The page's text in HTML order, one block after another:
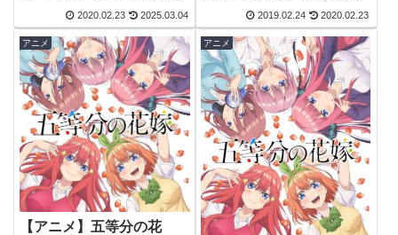
ランス関連の質問に、Twitterで
答えてくれています。今年も個
人的にとても参考になる ＆ 面白
いので、このページにまとめま
した...
2020.02.23 2025.03.04
ランス10発売1周年間近というこ
とで茶エールちゃん描いたぞ！
がはは、我ながらグッドだー！
おめでとうございます！イブニ
クル２届く...
2019.02.24 2020.02.23
アニメ
【アニメ】五等分の花
アニメ